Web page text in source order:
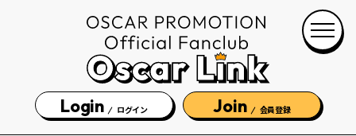
Login ログイン Join 会員登録